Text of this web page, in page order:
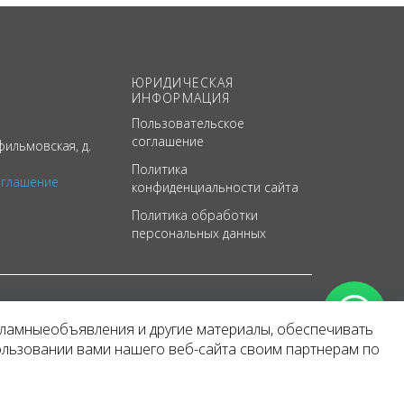
д.
ЮРИДИЧЕСКАЯ
ИНФОРМАЦИЯ
Пользовательское
соглашение
Политика
конфиденциальности сайта
Политика обработки
персональных данных
и другие материалы, обеспечивать
вами нашего веб-сайта своим партнерам по